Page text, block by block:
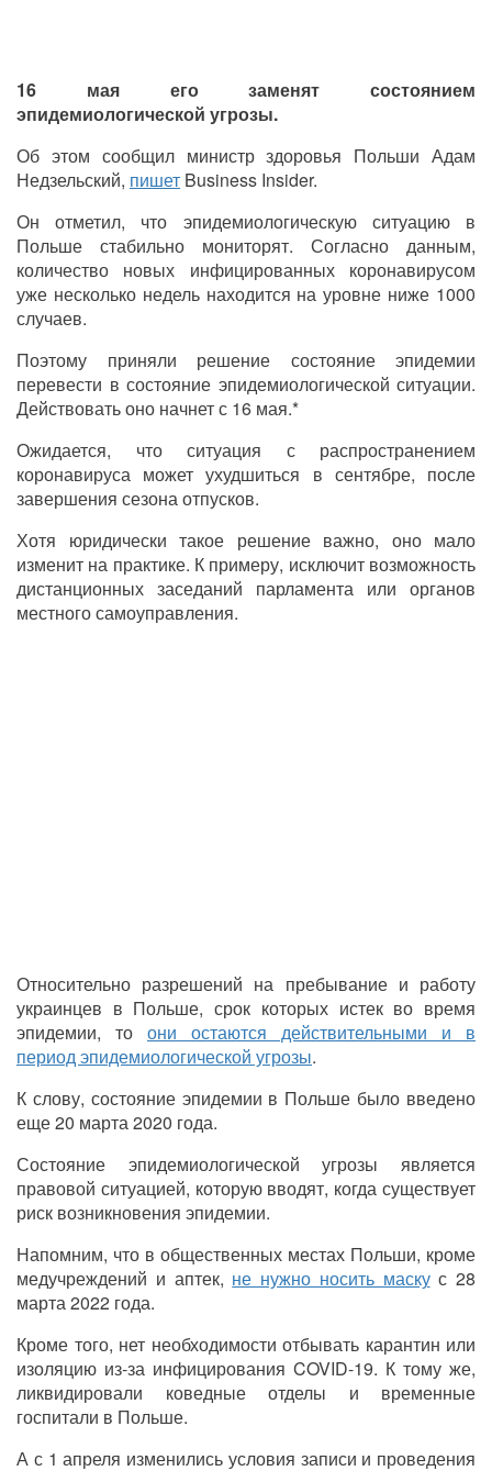
16 мая его заменят состоянием
эпидемиологической угрозы.
Об этом сообщил министр здоровья Польши Адам
Недзельский, пишет Business Insider.
Он отметил, что эпидемиологическую ситуацию в
Польше стабильно мониторят. Согласно данным,
количество новых инфицированных коронавирусом
уже несколько недель находится на уровне ниже 1000
случаев.
Поэтому приняли решение состояние эпидемии
перевести в состояние эпидемиологической ситуации.
Действовать оно начнет с 16 мая.*
Ожидается, что ситуация с распространением
коронавируса может ухудшиться в сентябре, после
завершения сезона отпусков.
Хотя юридически такое решение важно, оно мало
изменит на практике. К примеру, исключит возможность
дистанционных заседаний парламента или органов
местного самоуправления.
Относительно разрешений на пребывание и работу
украинцев в Польше, срок которых истек во время
эпидемии, то они остаются действительными и в
период эпидемиологической угрозы.
К слову, состояние эпидемии в Польше было введено
еще 20 марта 2020 года.
Состояние эпидемиологической угрозы является
правовой ситуацией, которую вводят, когда существует
риск возникновения эпидемии.
Напомним, что в общественных местах Польши, кроме
медучреждений и аптек, не нужно носить маскус 28
марта 2022 года.
Кроме того, нет необходимости отбывать карантин или
изоляцию из-за инфицирования COVID-19. К тому же,
ликвидировали коведные отделы и временные
госпитали в Польше.
А с 1 апреля изменились условия записи и проведения